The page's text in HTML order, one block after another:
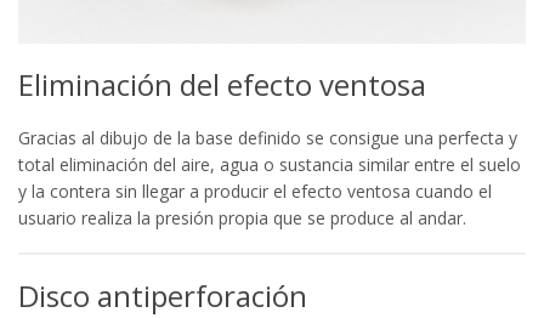
Eliminación del efecto ventosa
Gracias al dibujo de la base definido se consigue una perfecta y
total eliminación del aire, agua o sustancia similar entre el suelo
y la contera sin llegar a producir el efecto ventosa cuando el
usuario realiza la presión propia que se produce al andar.
Disco antiperforación